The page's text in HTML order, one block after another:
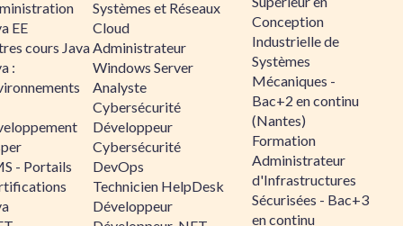
EE
cours Java
:
- Portails
Systèmes et Réseaux
Cloud
Administrateur
Windows Server
Analyste
Cybersécurité
Développeur
Cybersécurité
DevOps
Technicien HelpDesk
Développeur
Conception
Industrielle de
Systèmes
Mécaniques -
Bac+2 en continu
(Nantes)
Formation
Administrateur
d'Infrastructures
Sécurisées - Bac+3
en continu